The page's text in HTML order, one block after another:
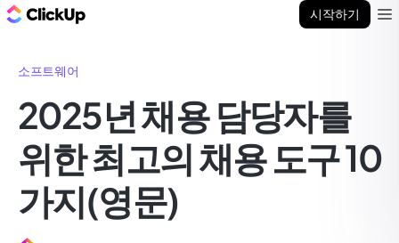
시작하기
소프트웨어
2025년 채용 담당자를
위한 최고의 채용 도구 10
가지(영문)